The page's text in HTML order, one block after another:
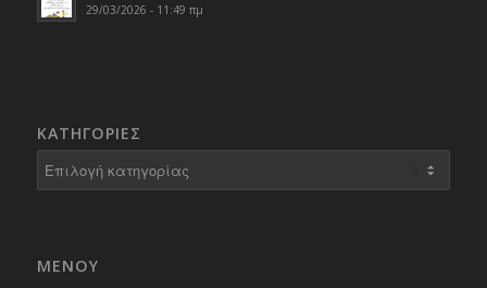
29/03/2026 - 11:49 πμ
KΑΤΗΓΟΡΊΕΣ
ΜΕΝΟΥ